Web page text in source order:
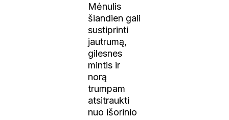
Mėnulis
šiandien gali
sustiprinti
jautrumą,
gilesnes
mintis ir
norą
trumpam
atsitraukti
nuo išorinio